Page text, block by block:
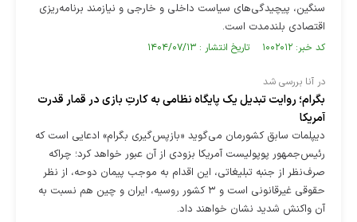
سنگین، پیچیدگی‌های سیاست داخلی و خارجی و نیازمند برنامه‌ریزی
اقتصادی بلندمدت است.
کد خبر: ۱۰۰۲۰۱۲ تاریخ انتشار : ۱۴۰۴/۰۷/۱۳
در آنا بررسی شد
بگرام؛ روایت تبدیل یک پایگاه نظامی به کارتِ بازی در قمار قدرت
آمریکا
دیپلمات سابق کشورمان می‌گوید «بازپس‌گیری بگرام» ادعایی است که
رئیس‌جمهور پوپولیست آمریکا بزودی از آن عبور خواهد کرد؛ چراکه
صرف‌نظر از جنبه تبلیغاتی، این اقدام به‌ موجب پیمان دوحه، از نظر
حقوقی غیرقانونی است و ۳ کشور روسیه، ایران و چین هم نسبت به
آن واکنش شدید نشان خواهند داد.